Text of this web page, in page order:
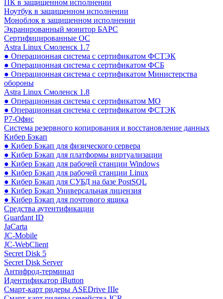
ПК в защищенном исполнении
Ноутбук в защищенном исполнении
Моноблок в защищенном исполнении
Экранированный монитор БАРС
Сертифицированные ОС
Astra Linux Смоленск 1.7
● Операционная система с сертификатом ФСТЭК
● Операционная система с сертификатом ФСБ
● Операционная система с сертификатом Министерства
обороны
Astra Linux Смоленск 1.8
● Операционная система с сертификатом МО
● Операционная система с сертификатом ФСТЭК
Р7-Офис
Система резервного копирования и восстановление данных
Кибер Бэкап
● Кибер Бэкап для физического сервера
● Кибер Бэкап для платформы виртуализации
● Кибер Бэкап для рабочей станции Windows
● Кибер Бэкап для рабочей станции Linux
● Кибер Бэкап для СУБД на базе PostSQL
● Кибер Бэкап Универсальная лицензия
● Кибер Бэкап для почтового ящика
Средства аутентификации
Guardant ID
JaCarta
JC-Mobile
JC-WebClient
Secret Disk 5
Secret Disk Server
Антифрод-терминал
Идентификатор iButton
Смарт-карт ридеры ASEDrive IIIe